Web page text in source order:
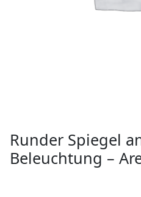
Runder Spiegel
Beleuchtung –